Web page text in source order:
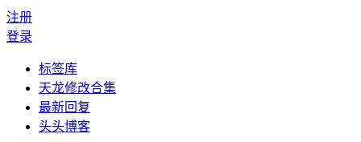
注册
登录
标签库
天龙修改合集
最新回复
头头博客